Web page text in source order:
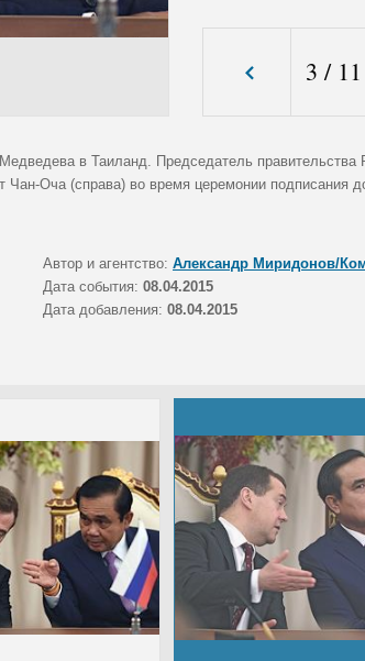
3 / 11
в Таиланд. Председатель правительства
Оча (справа) во время церемонии подписания
Автор и агентство: Александр Миридонов/
Дата события: 08.04.2015
Дата добавления: 08.04.2015